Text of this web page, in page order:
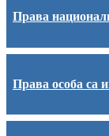
Права
Права особа са